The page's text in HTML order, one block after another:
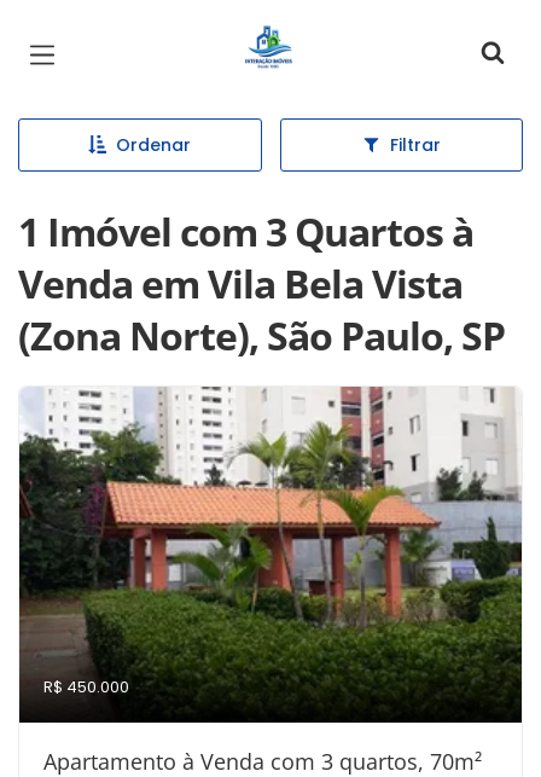
Página inicial
Ordenar Filtrar
1 Imóvel com 3 Quartos à
Venda em Vila Bela Vista
(Zona Norte), São Paulo, SP
R$ 450.000
Apartamento à Venda com 3 quartos, 70m²